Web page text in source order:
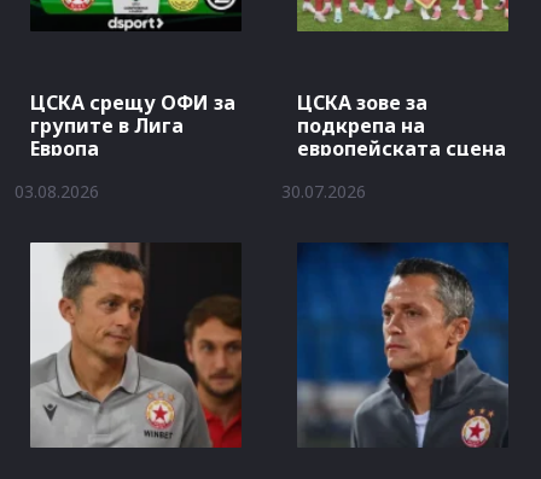
ЦСКА срещу ОФИ за
групите в Лига
Европа
03.08.2026
ЦСКА зове за
подкрепа на
европейската сцена
30.07.2026